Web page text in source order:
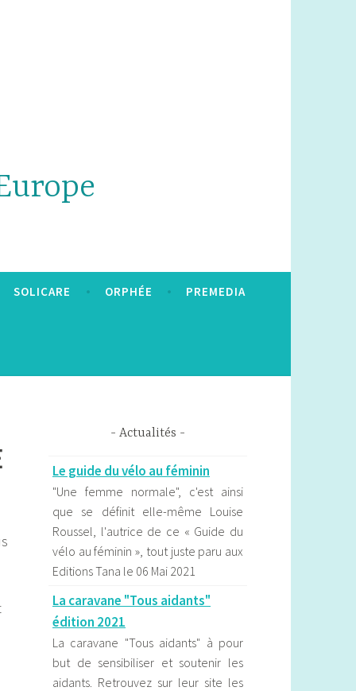
SOLICARE ORPHÉE PREMEDIA
Actualités
Le guide du vélo au féminin
"Une femme normale", c'est ainsi
que se définit elle-même Louise
Roussel, l'autrice de ce « Guide du
vélo au féminin », tout juste paru aux
Editions Tana le 06 Mai 2021
La caravane "Tous aidants"
édition 2021
La caravane "Tous aidants" à pour
but de sensibiliser et soutenir les
aidants. Retrouvez sur leur site les